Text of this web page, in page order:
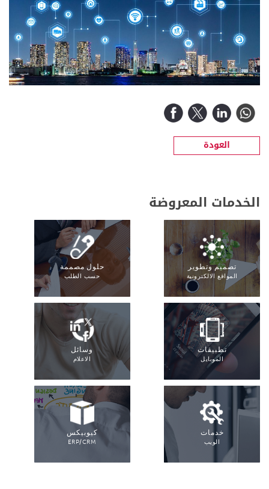
العودة
الخدمات المعروضة
تصميم وتطوير
المواقع الالكترونية
حلول مصممة
حسب الطلب
تطبيقات
الموبايل
وسائل
الاعلام
خدمات
الويب
كيوبيكس
ERP/CRM